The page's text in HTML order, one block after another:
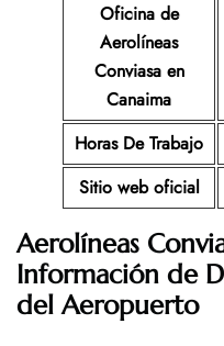
Oficina de
Aerolíneas
Conviasa en
Canaima
Horas De Trabajo
Sitio web oficial
Aerolíneas
Información de
del Aeropuerto